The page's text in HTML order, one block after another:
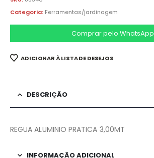
Categoria: Ferramentas/jardinagem
Comprar pelo WhatsApp
ADICIONAR À LISTA DE DESEJOS
DESCRIÇÃO
REGUA ALUMINIO PRATICA 3,00MT
INFORMAÇÃO ADICIONAL